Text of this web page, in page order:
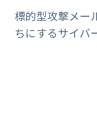
標的型攻撃メー
ちにするサイバ